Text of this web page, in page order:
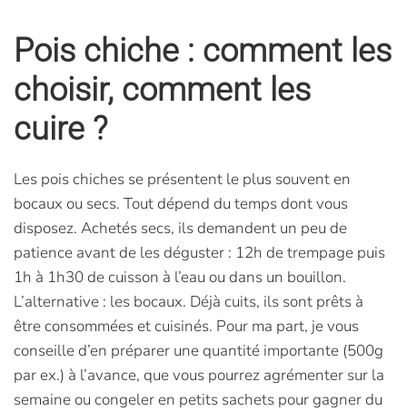
Pois chiche : comment les
choisir, comment les
cuire ?
Les pois chiches se présentent le plus souvent en
bocaux ou secs. Tout dépend du temps dont vous
disposez. Achetés secs, ils demandent un peu de
patience avant de les déguster : 12h de trempage puis
1h à 1h30 de cuisson à l’eau ou dans un bouillon.
L’alternative : les bocaux. Déjà cuits, ils sont prêts à
être consommées et cuisinés. Pour ma part, je vous
conseille d’en préparer une quantité importante (500g
par ex.) à l’avance, que vous pourrez agrémenter sur la
semaine ou congeler en petits sachets pour gagner du